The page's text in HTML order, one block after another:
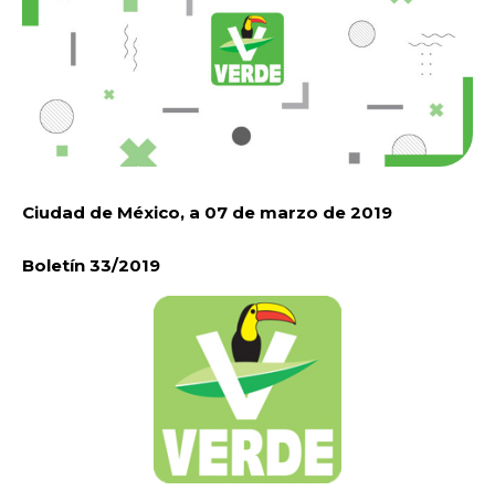
Ciudad de México, a 07 de marzo de 2019
Boletín 33/2019